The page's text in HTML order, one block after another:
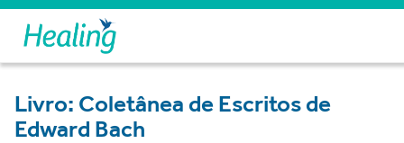
Livro: Coletânea de Escritos de
Edward Bach